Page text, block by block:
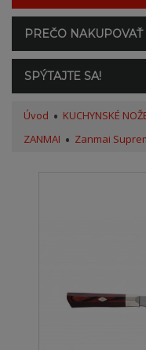
PREČO
SPÝTAJTE SA!
Úvod KUCHYNSKÉ
ZANMAI
Zanmai